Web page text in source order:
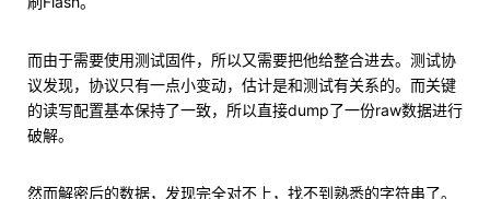
而由于需要使用测试固件，所以又需要把他给整合进去。测试协
议发现，协议只有一点小变动，估计是和测试有关系的。而关键
的读写配置基本保持了一致，所以直接dump了一份raw数据进行
破解。
然而解密后的数据，发现完全对不上，找不到熟悉的字符串了。